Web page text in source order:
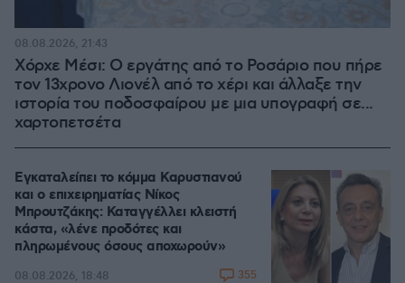
Χόρχε Μέσι: Ο εργάτης από το Ροσάριο που πήρε
τον 13χρονο Λιονέλ από το χέρι και άλλαξε την
ιστορία του ποδοσφαίρου με μια υπογραφή σε...
χαρτοπετσέτα
08.08.2026, 21:43
Εγκαταλείπει το κόμμα Καρυστιανού
και ο επιχειρηματίας Νίκος
Μπρουτζάκης: Καταγγέλλει κλειστή
κάστα, «λένε προδότες και
πληρωμένους όσους αποχωρούν»
08.08.2026, 18:48 355